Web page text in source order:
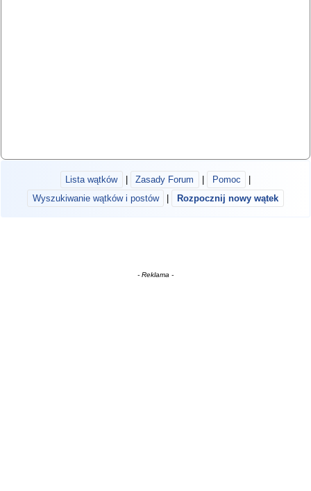
Lista wątków Zasady Forum Pomoc
Wyszukiwanie wątków i postów
Rozpocznij nowy wątek
- Reklama -